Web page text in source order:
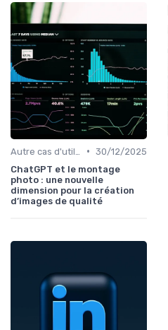
• 30/12/2025
ChatGPT et le montage
photo : une nouvelle
dimension pour la création
d’images de qualité